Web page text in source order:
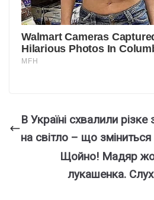
В Україні схвалили
на світло – що зміниться
Щoйно! Мaдяр
лyкашенка.